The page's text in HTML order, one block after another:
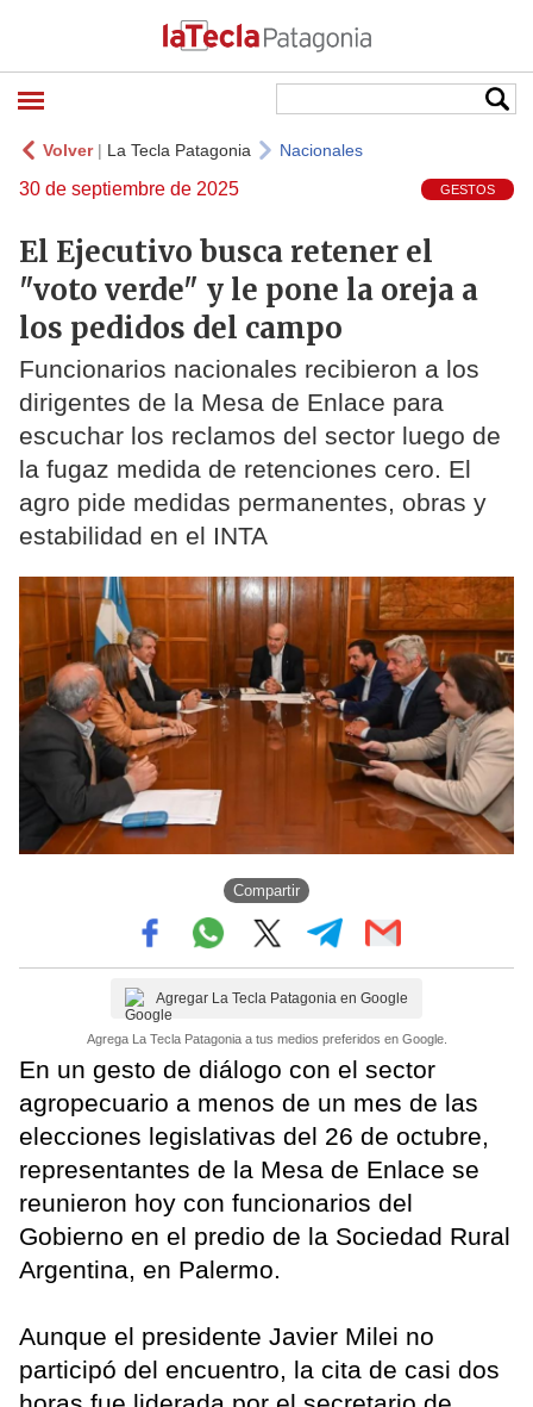
Volver| La Tecla Patagonia Nacionales
30 de septiembre de 2025 GESTOS
El Ejecutivo busca retener el
"voto verde" y le pone la oreja a
los pedidos del campo
Funcionarios nacionales recibieron a los
dirigentes de la Mesa de Enlace para
escuchar los reclamos del sector luego de
la fugaz medida de retenciones cero. El
agro pide medidas permanentes, obras y
estabilidad en el INTA
Compartir
Agregar La Tecla Patagonia en Google
Agrega La Tecla Patagonia a tus medios preferidos en Google.
En un gesto de diálogo con el sector
agropecuario a menos de un mes de las
elecciones legislativas del 26 de octubre,
representantes de la Mesa de Enlace se
reunieron hoy con funcionarios del
Gobierno en el predio de la Sociedad Rural
Argentina, en Palermo.
Aunque el presidente Javier Milei no
participó del encuentro, la cita de casi dos